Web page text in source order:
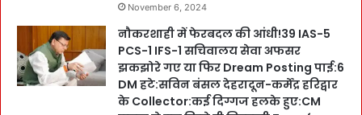
November 6, 2024
नौकरशाही में फेरबदल की आंधी!39 IAS-5
PCS-1 IFS-1 सचिवालय सेवा अफसर
झकझोरे गए या फिर Dream Posting पाई:6
DM हटे:सविन बंसल देहरादून-कर्मेंद्र हरिद्वार
के Collector:कई दिग्गज हलके हुए:CM